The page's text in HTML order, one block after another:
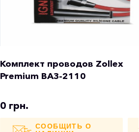
Комплект проводов Zollex
Premium ВАЗ-2110
0 грн.
СООБЩИТЬ О